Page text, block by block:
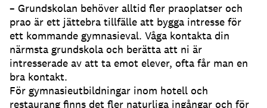
– Grundskolan behöver alltid fler praoplatser och
prao är ett jättebra tillfälle att bygga intresse för
ett kommande gymnasieval. Våga kontakta din
närmsta grundskola och berätta att ni är
intresserade av att ta emot elever, ofta får man en
bra kontakt.
För gymnasieutbildningar inom hotell och
restaurang finns det fler naturliga ingångar och för